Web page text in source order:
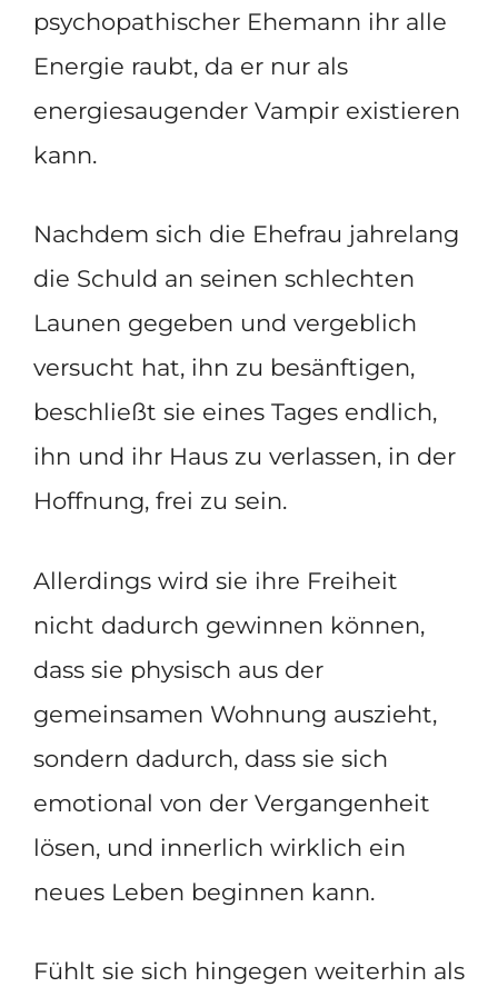
psychopathischer Ehemann ihr alle
Energie raubt, da er nur als
energiesaugender Vampir existieren
kann.
Nachdem sich die Ehefrau jahrelang
die Schuld an seinen schlechten
Launen gegeben und vergeblich
versucht hat, ihn zu besänftigen,
beschließt sie eines Tages endlich,
ihn und ihr Haus zu verlassen, in der
Hoffnung, frei zu sein.
Allerdings wird sie ihre Freiheit
nicht dadurch gewinnen können,
dass sie physisch aus der
gemeinsamen Wohnung auszieht,
sondern dadurch, dass sie sich
emotional von der Vergangenheit
lösen, und innerlich wirklich ein
neues Leben beginnen kann.
Fühlt sie sich hingegen weiterhin als